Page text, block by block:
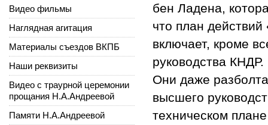
бен Ладена,
что план
включает, кроме
руководства КНДР.
Они даже
высшего
техническом
Видео фильмы
Наглядная агитация
Материалы съездов ВКПБ
Наши реквизиты
Видео с траурной церемонии
прощания Н.А.Андреевой
Памяти Н.А.Андреевой